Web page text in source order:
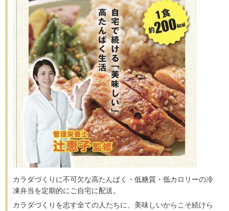
カラダづくりに不可欠な高たんぱく・低糖質・低カロリーの冷
凍弁当を定期的にご自宅に配送。
カラダづくりを志す全ての人たちに、美味しいからこそ続けら